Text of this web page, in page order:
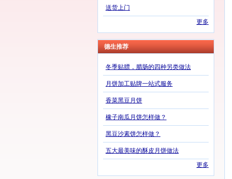
送货上门
更多
德生推荐
冬季贴膘，腊肠的四种另类做法
月饼加工贴牌一站式服务
香菜黑豆月饼
橡子南瓜月饼怎样做？
黑豆沙素饼怎样做？
五大最美味的酥皮月饼做法
更多